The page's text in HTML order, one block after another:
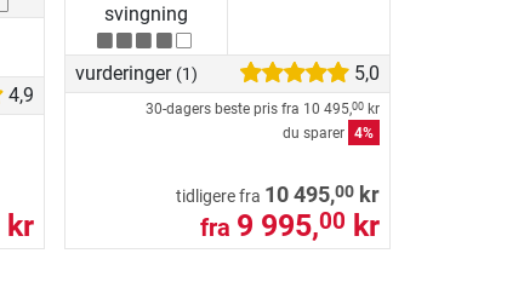
4,9
kr
svingning
vurderinger (1) 5,0
30-dagers beste pris fra 10 495,00 kr
du sparer 4%
tidligere fra 10 495,00 kr
fra 9 995,00 kr